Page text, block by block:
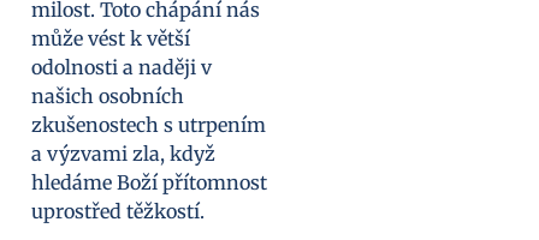
milost. Toto chápání nás
může vést k větší
odolnosti a naději v
našich osobních
zkušenostech s utrpením
a výzvami zla, když
hledáme Boží přítomnost
uprostřed těžkostí.